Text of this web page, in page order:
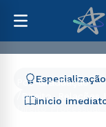
Pós-Graduação
Direito, Relações
Direito Processual
Início
Especialização